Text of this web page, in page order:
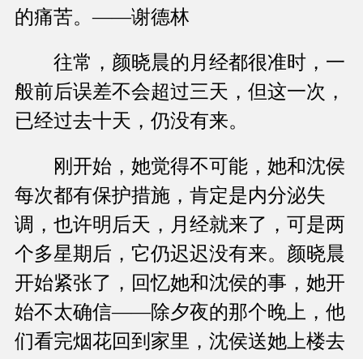
的痛苦。――谢德林
往常，颜晓晨的月经都很准时，一
般前后误差不会超过三天，但这一次，
已经过去十天，仍没有来。
刚开始，她觉得不可能，她和沈侯
每次都有保护措施，肯定是内分泌失
调，也许明后天，月经就来了，可是两
个多星期后，它仍迟迟没有来。颜晓晨
开始紧张了，回忆她和沈侯的事，她开
始不太确信――除夕夜的那个晚上，他
们看完烟花回到家里，沈侯送她上楼去